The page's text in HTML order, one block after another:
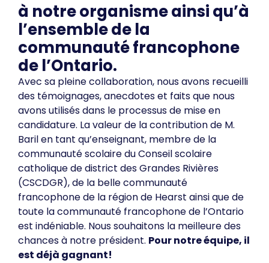
à notre organisme ainsi qu’à
l’ensemble de la
communauté francophone
de l’Ontario.
Avec sa pleine collaboration, nous avons recueilli
des témoignages, anecdotes et faits que nous
avons utilisés dans le processus de mise en
candidature. La valeur de la contribution de M.
Baril en tant qu’enseignant, membre de la
communauté scolaire du Conseil scolaire
catholique de district des Grandes Rivières
(CSCDGR), de la belle communauté
francophone de la région de Hearst ainsi que de
toute la communauté francophone de l’Ontario
est indéniable. Nous souhaitons la meilleure des
chances à notre président. Pour notre équipe, il
est déjà gagnant!